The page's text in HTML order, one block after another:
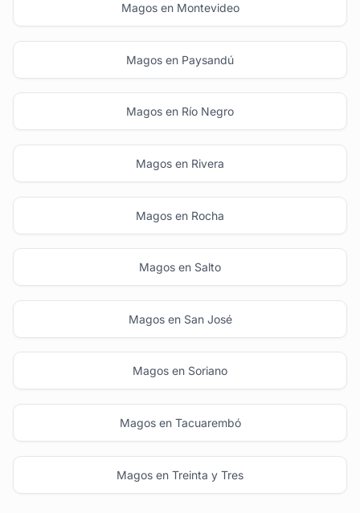
Magos en Montevideo
Magos en Paysandú
Magos en Río Negro
Magos en Rivera
Magos en Rocha
Magos en Salto
Magos en San José
Magos en Soriano
Magos en Tacuarembó
Magos en Treinta y Tres